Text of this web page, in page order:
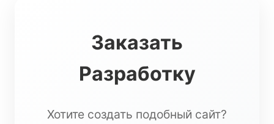
Заказать
Разработку
Хотите создать подобный сайт?